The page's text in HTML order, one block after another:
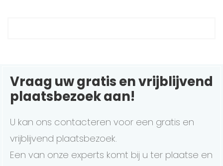
Vraag uw gratis en vrijblijvend
plaatsbezoek aan!
U kan ons contacteren voor een gratis en
vrijblijvend plaatsbezoek.
Een van onze experts komt bij u ter plaatse en